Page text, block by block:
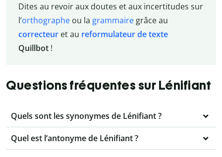
Dites au revoir aux doutes et aux incertitudes sur
l’orthographeou la grammairegrâce au
correcteuret au reformulateur de texte
Quillbot!
Questions fréquentes sur Lénifiant
Quels sont les synonymes de Lénifiant ?
Quel est l’antonyme de Lénifiant ?